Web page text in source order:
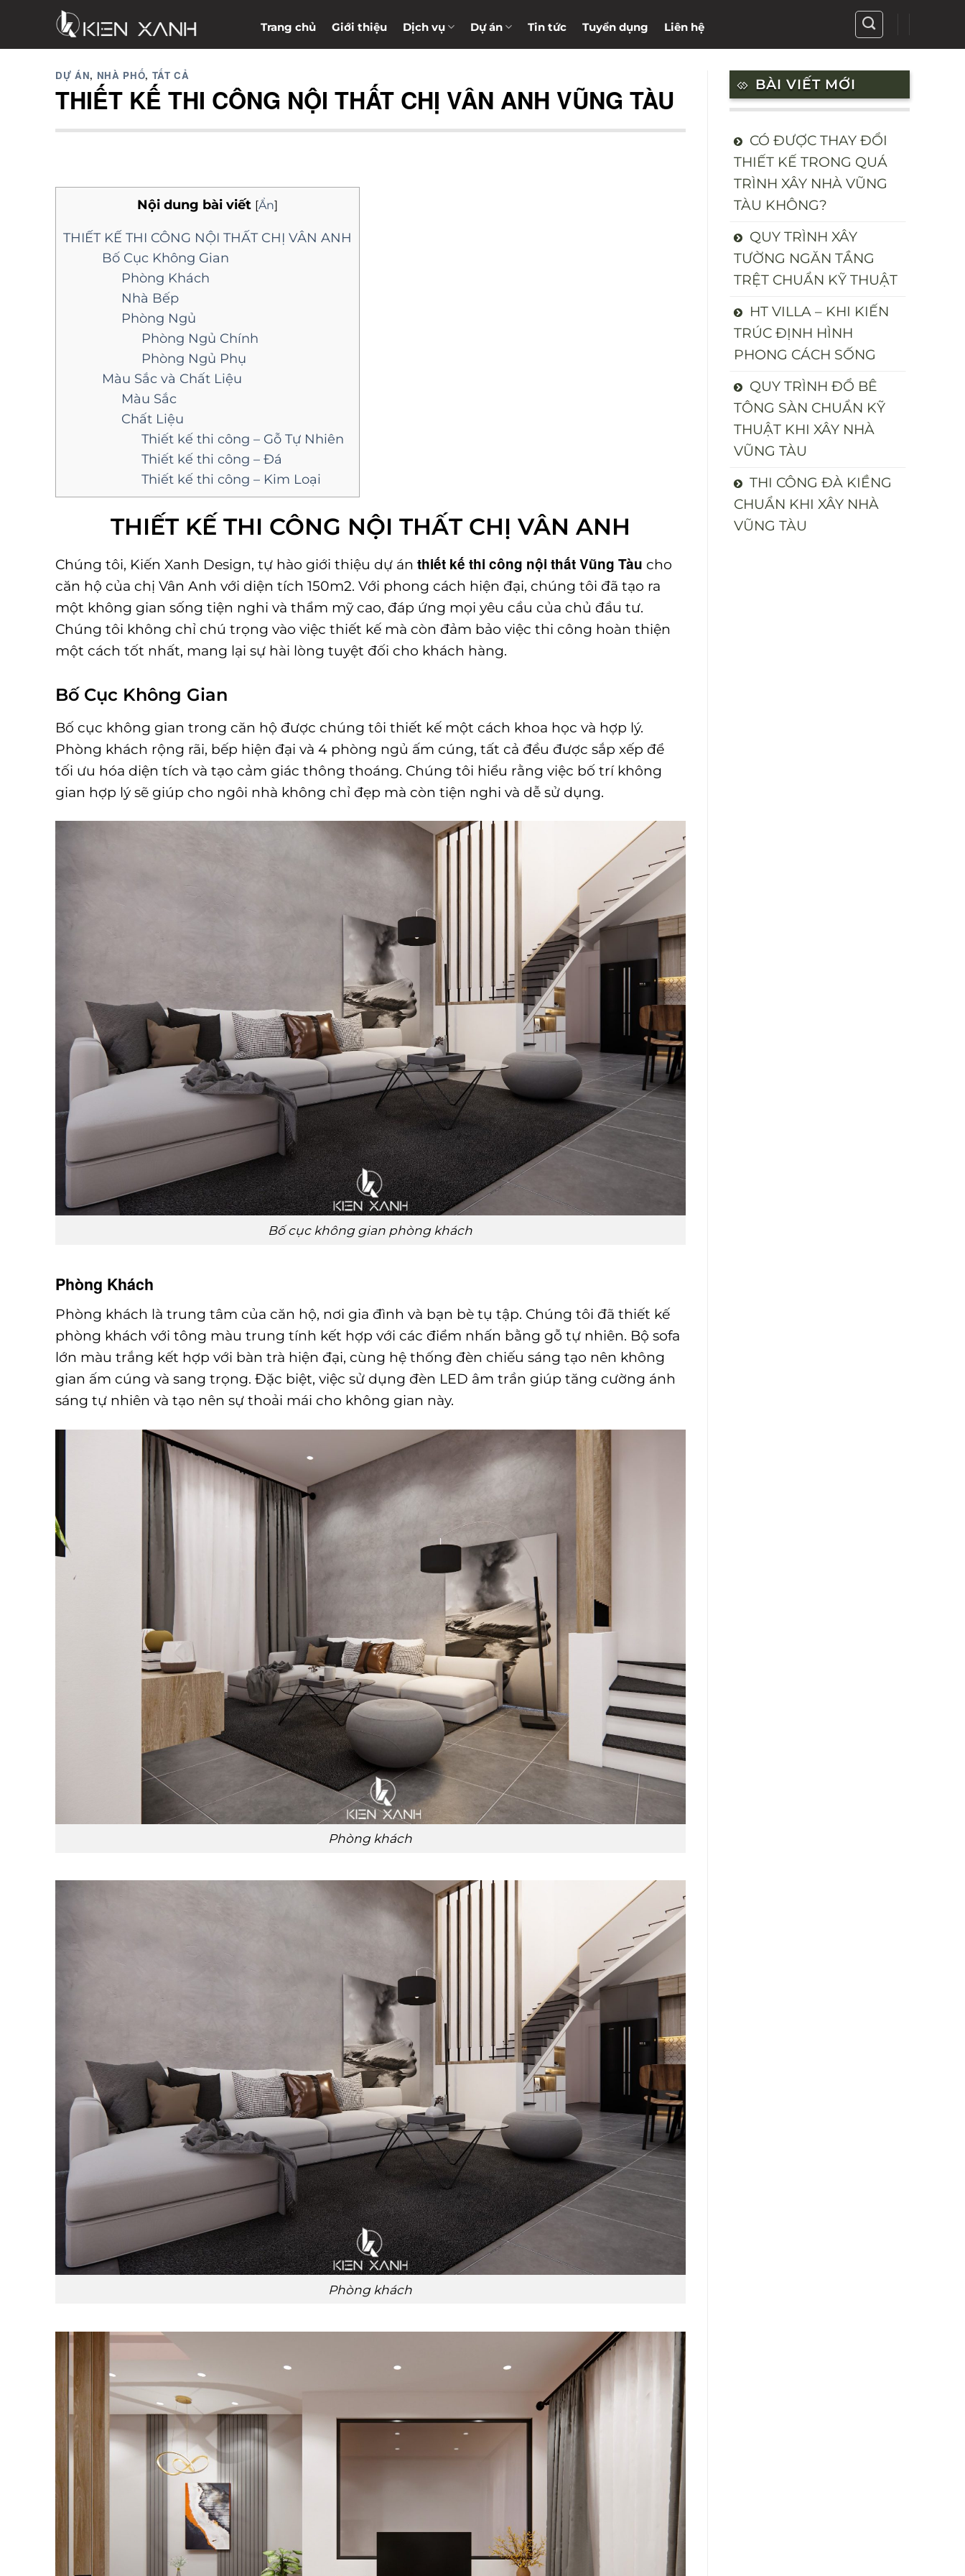
nội
Trang chủ Giới thiệu Dịch vụ Dự án Tin tức Tuyển dụng Liên hệ
DỰ ÁN, NHÀ PHỐ, TẤT CẢ
THIẾT KẾ THI CÔNG NỘI THẤT CHỊ VÂN ANH VŨNG TÀU
Nội dung bài viết [Ẩn]
THIẾT KẾ THI CÔNG NỘI THẤT CHỊ VÂN ANH
Bố Cục Không Gian
Phòng Khách
Nhà Bếp
Phòng Ngủ
Phòng Ngủ Chính
Phòng Ngủ Phụ
Màu Sắc và Chất Liệu
Màu Sắc
Chất Liệu
Thiết kế thi công – Gỗ Tự Nhiên
Thiết kế thi công – Đá
Thiết kế thi công – Kim Loại
THIẾT KẾ THI CÔNG NỘI THẤT CHỊ VÂN ANH
Chúng tôi, Kiến Xanh Design, tự hào giới thiệu dự án thiết kế thi công nội thất Vũng Tàu cho
căn hộ của chị Vân Anh với diện tích 150m2. Với phong cách hiện đại, chúng tôi đã tạo ra
một không gian sống tiện nghi và thẩm mỹ cao, đáp ứng mọi yêu cầu của chủ đầu tư.
Chúng tôi không chỉ chú trọng vào việc thiết kế mà còn đảm bảo việc thi công hoàn thiện
một cách tốt nhất, mang lại sự hài lòng tuyệt đối cho khách hàng.
Bố Cục Không Gian
Bố cục không gian trong căn hộ được chúng tôi thiết kế một cách khoa học và hợp lý.
Phòng khách rộng rãi, bếp hiện đại và 4 phòng ngủ ấm cúng, tất cả đều được sắp xếp để
tối ưu hóa diện tích và tạo cảm giác thông thoáng. Chúng tôi hiểu rằng việc bố trí không
gian hợp lý sẽ giúp cho ngôi nhà không chỉ đẹp mà còn tiện nghi và dễ sử dụng.
Bố cục không gian phòng khách
Phòng Khách
Phòng khách là trung tâm của căn hộ, nơi gia đình và bạn bè tụ tập. Chúng tôi đã thiết kế
phòng khách với tông màu trung tính kết hợp với các điểm nhấn bằng gỗ tự nhiên. Bộ sofa
lớn màu trắng kết hợp với bàn trà hiện đại, cùng hệ thống đèn chiếu sáng tạo nên không
gian ấm cúng và sang trọng. Đặc biệt, việc sử dụng đèn LED âm trần giúp tăng cường ánh
sáng tự nhiên và tạo nên sự thoải mái cho không gian này.
Phòng khách
Phòng khách
BÀI VIẾT MỚI
CÓ ĐƯỢC THAY ĐỔI
THIẾT KẾ TRONG QUÁ
TRÌNH XÂY NHÀ VŨNG
TÀU KHÔNG?
QUY TRÌNH XÂY
TƯỜNG NGĂN TẦNG
TRỆT CHUẨN KỸ THUẬT
HT VILLA – KHI KIẾN
TRÚC ĐỊNH HÌNH
PHONG CÁCH SỐNG
QUY TRÌNH ĐỔ BÊ
TÔNG SÀN CHUẨN KỸ
THUẬT KHI XÂY NHÀ
VŨNG TÀU
THI CÔNG ĐÀ KIỀNG
CHUẨN KHI XÂY NHÀ
VŨNG TÀU